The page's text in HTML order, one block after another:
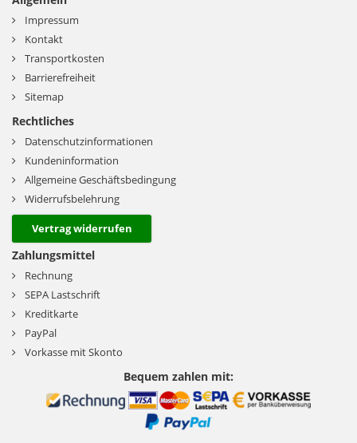
Impressum
Kontakt
Transportkosten
Barrierefreiheit
Sitemap
Rechtliches
Datenschutzinformationen
Kundeninformation
Allgemeine Geschäftsbedingung
Widerrufsbelehrung
Vertrag widerrufen
Zahlungsmittel
Rechnung
SEPA Lastschrift
Kreditkarte
PayPal
Vorkasse mit Skonto
Bequem zahlen mit: